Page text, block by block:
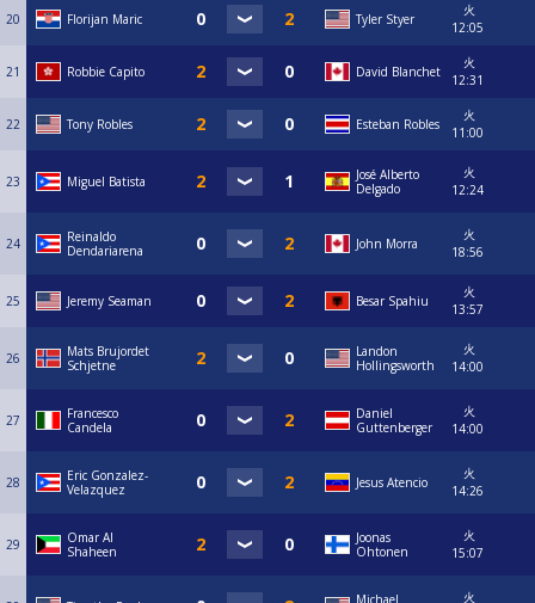
20 Florijan Maric Tyler Styer
火
12:05
21 Robbie Capito David Blanchet
火
12:31
22 Tony Robles Esteban Robles
火
11:00
23 Miguel Batista
José Alberto
Delgado
火
12:24
24
Reinaldo
Dendariarena
John Morra
火
18:56
25 Jeremy Seaman Besar Spahiu
火
13:57
26
Mats Brujordet
Schjetne
Landon
Hollingsworth
火
14:00
27
Francesco
Candela
Daniel
Guttenberger
火
14:00
28
Eric Gonzalez-
Velazquez
Jesus Atencio
火
14:26
29
Omar Al
Shaheen
Joonas
Ohtonen
火
15:07
火